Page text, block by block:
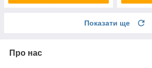
Показати ще
Про нас